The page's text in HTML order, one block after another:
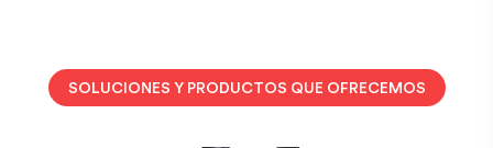
SOLUCIONES Y PRODUCTOS QUE OFRECEMOS